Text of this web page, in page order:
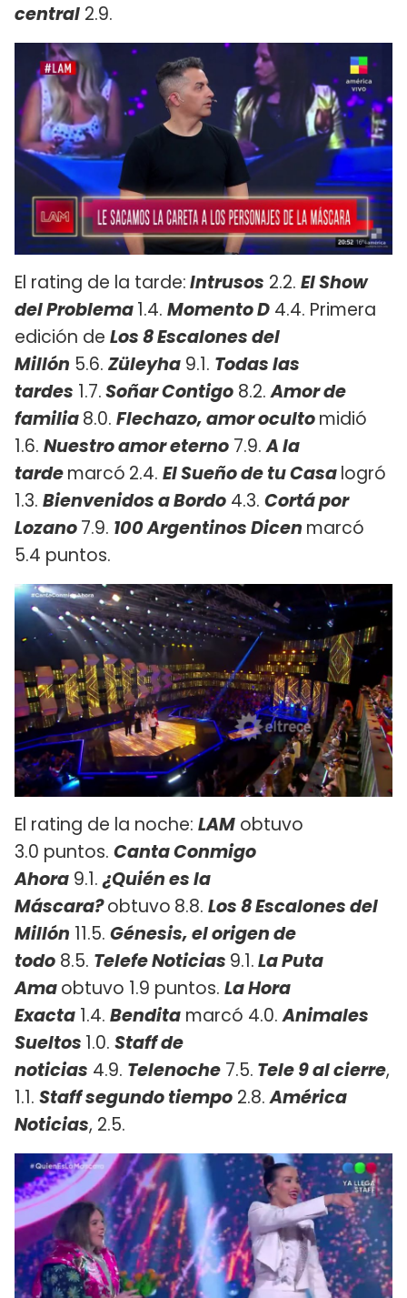
central 2.9.
El rating de la tarde:Intrusos 2.2. El Show
del Problema1.4. Momento D 4.4. Primera
edición de Los 8 Escalones del
Millón 5.6. Züleyha 9.1. Todas las
tardes 1.7.Soñar Contigo 8.2.Amor de
familia8.0. Flechazo, amor ocultomidió
1.6. Nuestro amor eterno 7.9.A la
tardemarcó 2.4. El Sueño de tu Casalogró
1.3. Bienvenidos a Bordo 4.3. Cortá por
Lozano7.9. 100 Argentinos Dicen marcó
5.4 puntos.
El rating de la noche: LAM obtuvo
3.0 puntos. Canta Conmigo
Ahora 9.1.¿Quién es la
Máscara?obtuvo 8.8. Los 8 Escalones del
Millón 11.5. Génesis, el origen de
todo 8.5. Telefe Noticias 9.1.La Puta
Amaobtuvo 1.9 puntos. La Hora
Exacta 1.4. Bendita marcó 4.0.Animales
Sueltos 1.0. Staff de
noticias 4.9. Telenoche 7.5. Tele 9 al cierre,
1.1. Staff segundo tiempo 2.8.América
Noticias, 2.5.